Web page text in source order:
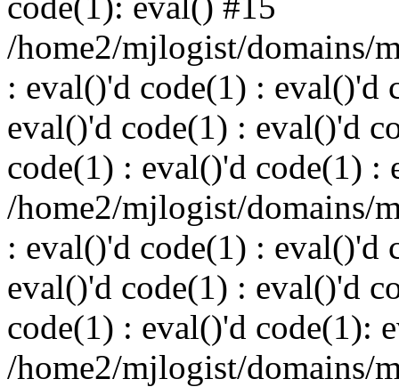
/home2/mjlogist/domains/
: eval()'d code(1) : eval()'d
eval()'d code(1) : eval()'d
code(1) : eval()'d code(1) :
/home2/mjlogist/domains/
: eval()'d code(1) : eval()'d
eval()'d code(1) : eval()'d
code(1) : eval()'d code(1):
/home2/mjlogist/domains/